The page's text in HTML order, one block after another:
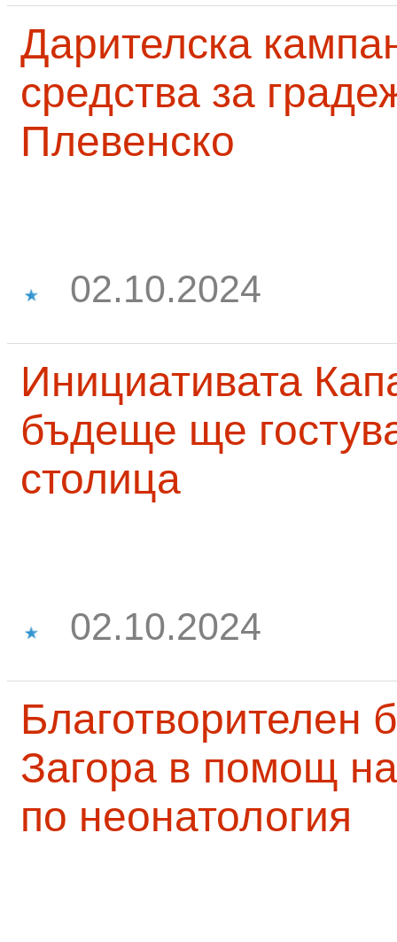
Дарителска
средства за
Плевенско
02.10.2024
Инициативата
бъдеще ще
столица
02.10.2024
Благотворителен
Загора в помощ
по неонатология